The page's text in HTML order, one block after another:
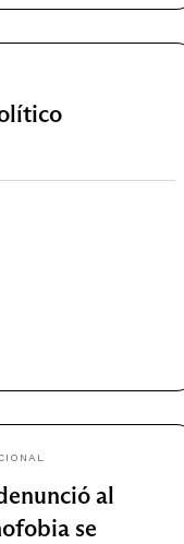
al
se